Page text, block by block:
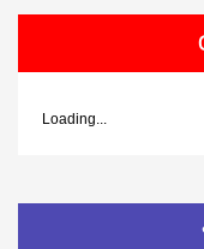
Loading...